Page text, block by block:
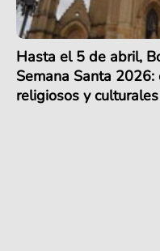
Hasta el 5 de abril,
Semana Santa
religiosos y culturales